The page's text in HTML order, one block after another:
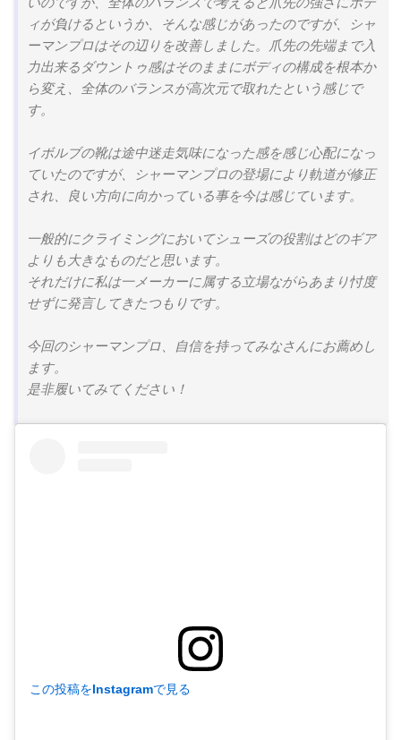
いのですが、全体のバランスで考えると爪先の強さにボデ
ィが負けるというか、そんな感じがあったのですが、シャ
ーマンプロはその辺りを改善しました。爪先の先端まで入
力出来るダウントゥ感はそのままにボディの構成を根本か
ら変え、全体のバランスが高次元で取れたという感じで
す。
イボルブの靴は途中迷走気味になった感を感じ心配になっ
ていたのですが、シャーマンプロの登場により軌道が修正
され、良い方向に向かっている事を今は感じています。
一般的にクライミングにおいてシューズの役割はどのギア
よりも大きなものだと思います。
それだけに私は一メーカーに属する立場ながらあまり忖度
せずに発言してきたつもりです。
今回のシャーマンプロ、自信を持ってみなさんにお薦めし
ます。
是非履いてみてください！
この投稿をInstagramで見る